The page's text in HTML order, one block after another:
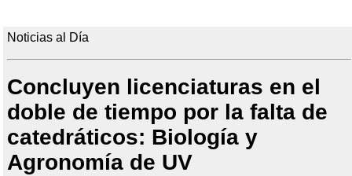
Noticias al Día
Concluyen licenciaturas en el
doble de tiempo por la falta de
catedráticos: Biología y
Agronomía de UV